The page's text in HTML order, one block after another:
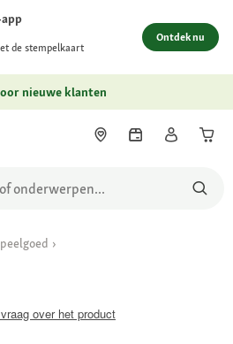
de stempelkaart
Ontdek nu
nieuwe klanten
over het product